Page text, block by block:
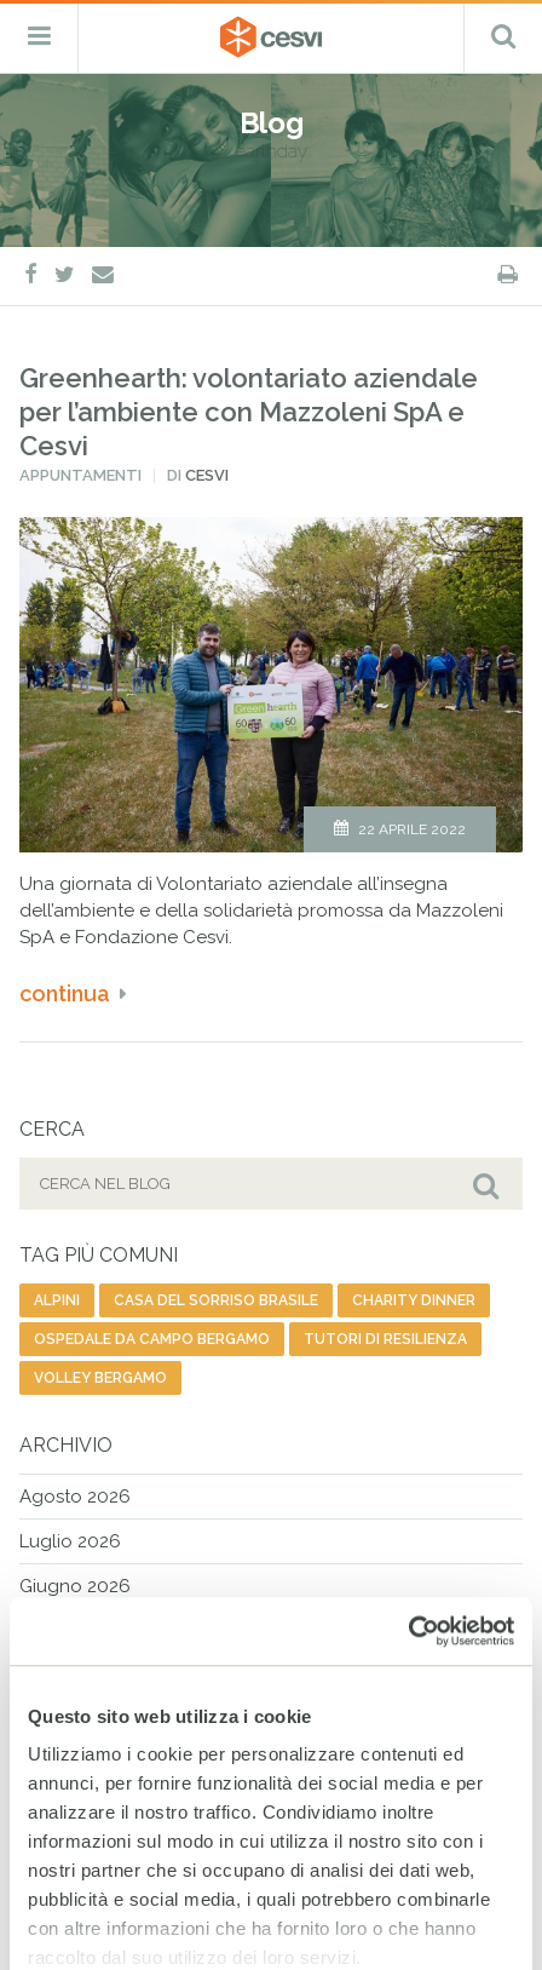
Questo sito web utilizza i cookie
Utilizziamo i cookie per personalizzare contenuti ed
annunci, per fornire funzionalità dei social media e per
analizzare il nostro traffico. Condividiamo inoltre
informazioni sul modo in cui utilizza il nostro sito con i
nostri partner che si occupano di analisi dei dati web,
pubblicità e social media, i quali potrebbero combinarle
con altre informazioni che ha fornito loro o che hanno
raccolto dal suo utilizzo dei loro servizi.
Salta
al
contenuto
CESVI
Fondazione
–
ETS
Cooperazione,
Emergenza
e
Sviluppo
Menu
Blog
earthday
facebook
twitter
e-
mail
Greenhearth: volontariato aziendale
per l’ambiente con Mazzoleni SpA e
Cesvi
PUBBLICATO
APPUNTAMENTI DICESVI
22 APRILE 2022
Una giornata di Volontariato aziendale all’insegna
dell’ambiente e della solidarietà promossa da Mazzoleni
SpA e Fondazione Cesvi.
continua
CERCA
TAG PIÙ COMUNI
ALPINI CASA DEL SORRISO BRASILE CHARITY DINNER
OSPEDALE DA CAMPO BERGAMO TUTORI DI RESILIENZA
VOLLEY BERGAMO
ARCHIVIO
Agosto 2026
Luglio 2026
Giugno 2026
Marzo 2026
ARCHIVIO
2025 2024 2023
Dicembre
Novembre